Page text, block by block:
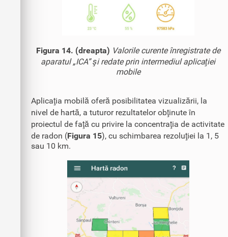
Figura 14. (dreapta) Valorile curente înregistrate de
aparatul „ICA” şi redate prin intermediul aplicaţiei
mobile
Aplicaţia mobilă oferă posibilitatea vizualizării, la
nivel de hartă, a tuturor rezultatelor obţinute în
proiectul de faţă cu privire la concentraţia de activitate
de radon (Figura 15), cu schimbarea rezoluţiei la 1, 5
sau 10 km.